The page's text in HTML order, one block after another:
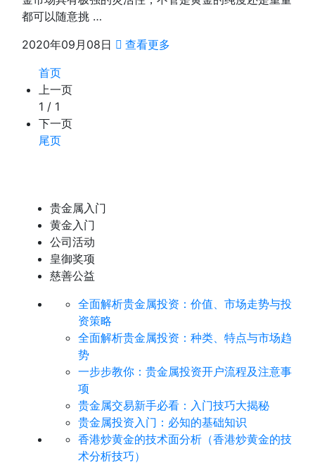
都可以随意挑 …
2020年09月08日
查看更多
首页
上一页
1 / 1
下一页
尾页
贵金属入门
黄金入门
公司活动
皇御奖项
慈善公益
全面解析贵金属投资：价值、市场走势与投
资策略
全面解析贵金属投资：种类、特点与市场趋
势
​一步步教你：贵金属投资开户流程及注意事
项
贵金属交易新手必看：入门技巧大揭秘
贵金属投资入门：必知的基础知识
香港炒黄金的技术面分析（香港炒黄金的技
术分析技巧）